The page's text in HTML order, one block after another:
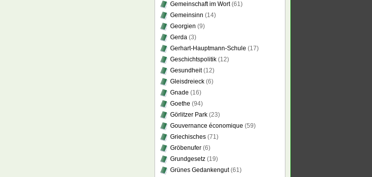
Gemeinschaft im Wort(61)
Gemeinsinn (14)
Georgien (9)
Gerda (3)
Gerhart-Hauptmann-Schule (17)
Geschichtspolitik (12)
Gesundheit(12)
Gleisdreieck (6)
Gnade (16)
Goethe (94)
Görlitzer Park (23)
Gouvernance économique (59)
Griechisches (71)
Gröbenufer (6)
Grundgesetz (19)
Grünes Gedankengut(61)